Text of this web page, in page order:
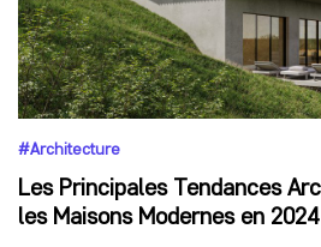
#Architecture
Les Principales Tendances
les Maisons Modernes en 2024